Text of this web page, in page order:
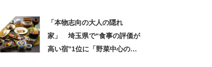
「本物志向の大人の隠れ
家」 埼玉県で“食事の評価が
高い宿”1位に「野菜中心の料